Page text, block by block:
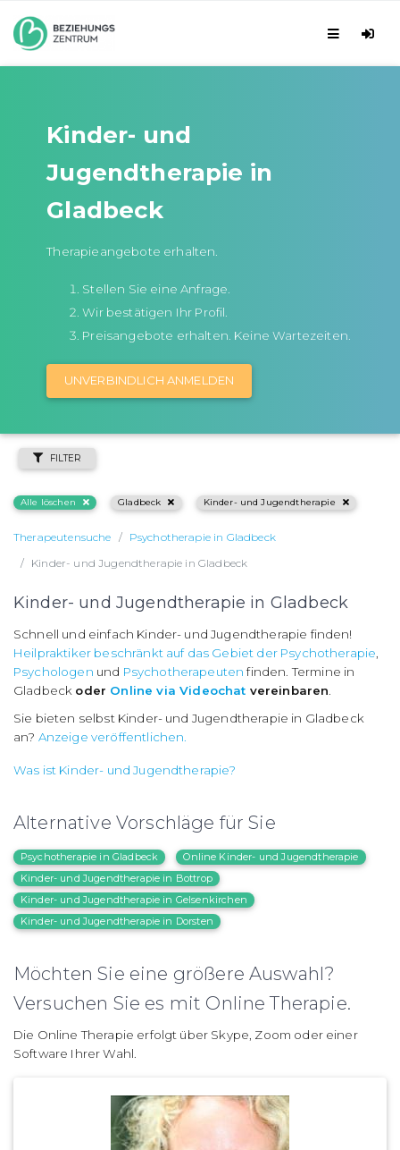
Kinder- und
Jugendtherapie in
Gladbeck
Therapieangebote erhalten.
Stellen Sie eine Anfrage.
Wir bestätigen Ihr Profil.
Preisangebote erhalten. Keine Wartezeiten.
UNVERBINDLICH ANMELDEN
FILTER
Alle löschen Gladbeck Kinder- und Jugendtherapie
Therapeutensuche
Psychotherapie in Gladbeck
Kinder- und Jugendtherapie in Gladbeck
Kinder- und Jugendtherapie in Gladbeck
Schnell und einfach Kinder- und Jugendtherapie finden!
Heilpraktiker beschränkt auf das Gebiet der Psychotherapie
Psychologen und Psychotherapeuten finden. Termine in
Gladbeck oder Online via Videochat vereinbaren
Sie bieten selbst Kinder- und Jugendtherapie in Gladbeck
an? Anzeige veröffentlichen.
Was ist Kinder- und Jugendtherapie?
Alternative Vorschläge für Sie
Psychotherapie in Gladbeck
Online Kinder- und Jugendtherapie
Kinder- und Jugendtherapie in Bottrop
Kinder- und Jugendtherapie in Gelsenkirchen
Kinder- und Jugendtherapie in Dorsten
Möchten Sie eine größere Auswahl?
Versuchen Sie es mit Online Therapie.
Die Online Therapie erfolgt über Skype, Zoom oder einer
Software Ihrer Wahl.